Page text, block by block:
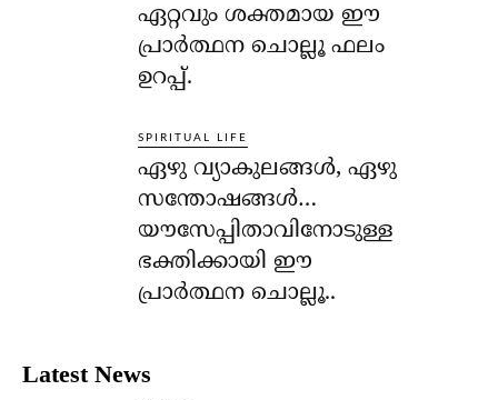
ഏറ്റവും ശക്തമായ ഈ
പ്രാര്‍ത്ഥന ചൊല്ലൂ ഫലം
ഉറപ്പ്.
SPIRITUAL LIFE
ഏഴു വ്യാകുലങ്ങള്‍, ഏഴു
സന്തോഷങ്ങള്‍…
യൗസേപ്പിതാവിനോടുള്ള
ഭക്തിക്കായി ഈ
പ്രാര്‍ത്ഥന ചൊല്ലൂ..
Latest News